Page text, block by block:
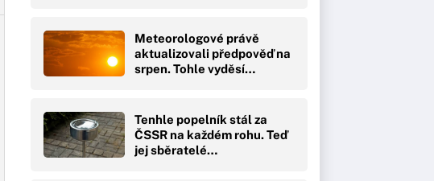
Meteorologové právě
aktualizovali předpověď na
srpen. Tohle vyděsí…
Tenhle popelník stál za
ČSSR na každém rohu. Teď
jej sběratelé…